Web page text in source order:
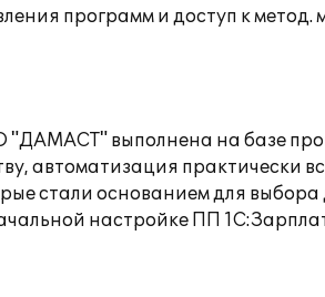
программ и доступ к
выполнена на базе
автоматизация практически
стали основанием для
настройке ПП